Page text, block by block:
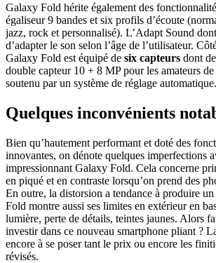
Galaxy Fold hérite également des
égaliseur 9 bandes et six profils d’écoute
jazz, rock et personnalisé). L’Adapt Sound
d’adapter le son selon l’âge de l’utilisateur.
Galaxy Fold est équipé de six capteurs dont
double capteur 10 + 8 MP pour les amateurs
soutenu par un système de réglage automatique.
Quelques inconvénients
Bien qu’hautement performant et doté des
innovantes, on dénote quelques imperfections
impressionnant Galaxy Fold. Cela concerne
en piqué et en contraste lorsqu’on prend des
En outre, la distorsion a tendance à produire
Fold montre aussi ses limites en extérieur en
lumière, perte de détails, teintes jaunes. Alors
investir dans ce nouveau smartphone pliant ?
encore à se poser tant le prix ou encore les
révisés.